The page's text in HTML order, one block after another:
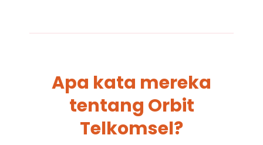
Apa kata mereka
tentang Orbit
Telkomsel?